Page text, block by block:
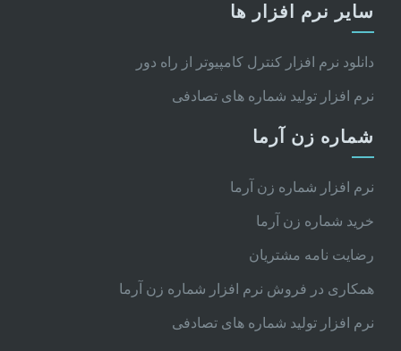
سایر نرم افزار ها
دانلود نرم افزار کنترل کامپیوتر از راه دور
نرم افزار تولید شماره های تصادفی
شماره زن آرما
نرم افزار شماره زن آرما
خرید شماره زن آرما
رضایت نامه مشتریان
همکاری در فروش نرم افزار شماره زن آرما
نرم افزار تولید شماره های تصادفی